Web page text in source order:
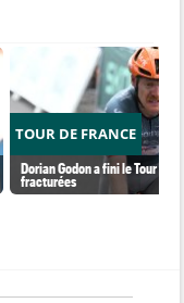
TOUR DE FRANCE
Dorian Godon a fini le Tour
fracturées